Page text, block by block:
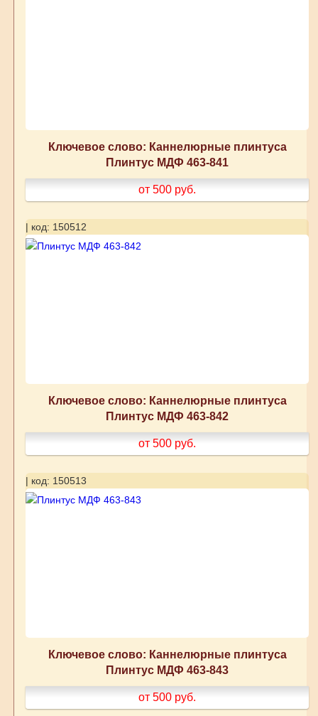
Ключевое слово: Каннелюрные плинтуса
Плинтус МДФ 463-841
от 500 руб.
| код: 150512
Ключевое слово: Каннелюрные плинтуса
Плинтус МДФ 463-842
от 500 руб.
| код: 150513
Ключевое слово: Каннелюрные плинтуса
Плинтус МДФ 463-843
от 500 руб.